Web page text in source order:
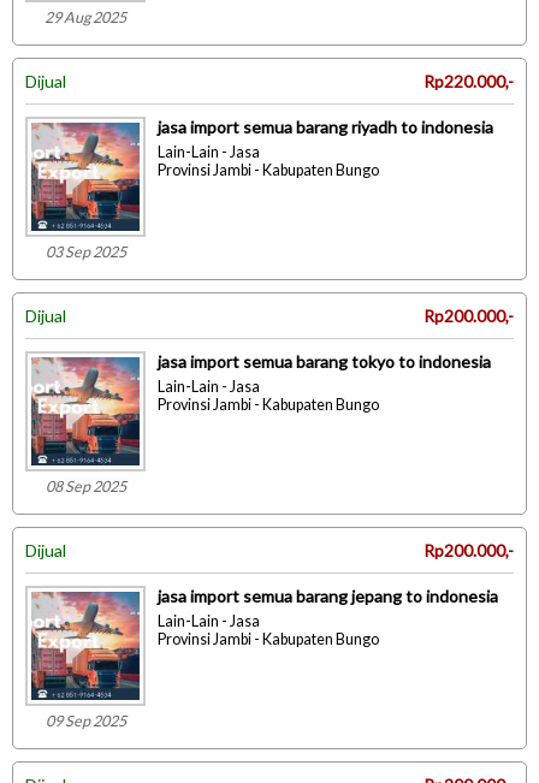
29 Aug 2025
Dijual Rp220.000,-
03 Sep 2025
jasa import semua barang riyadh to indonesia
Lain-Lain - Jasa
Provinsi Jambi - Kabupaten Bungo
Dijual Rp200.000,-
08 Sep 2025
jasa import semua barang tokyo to indonesia
Lain-Lain - Jasa
Provinsi Jambi - Kabupaten Bungo
Dijual Rp200.000,-
09 Sep 2025
jasa import semua barang jepang to indonesia
Lain-Lain - Jasa
Provinsi Jambi - Kabupaten Bungo